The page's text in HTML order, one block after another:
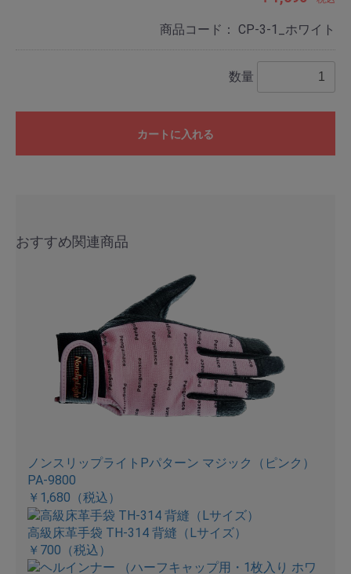
商品コード： CP-3-1_ホワイト
数量
カートに入れる
おすすめ関連商品
ノンスリップライトPパターン マジック（ピンク）
PA-9800
￥1,680 （税込）
高級床革手袋 TH-314 背縫（Lサイズ）
￥700 （税込）